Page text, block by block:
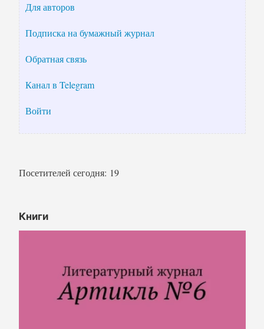
Для авторов
Подписка на бумажный журнал
Обратная связь
Канал в Telegram
Войти
Посетителей сегодня: 19
Книги